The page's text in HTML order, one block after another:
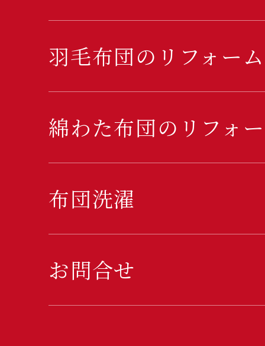
羽毛布団のリフォーム
綿わた布団のリフォ
布団洗濯
お問合せ